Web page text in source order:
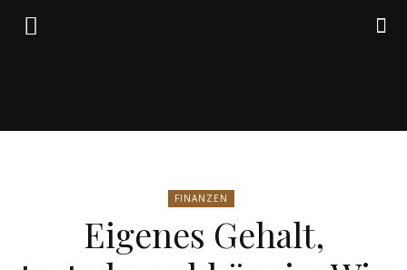
Friedrich
von
FINANZEN
Eigenes Gehalt,